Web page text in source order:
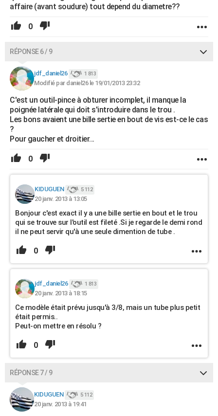
affaire (avant soudure) tout depend du diametre??
0
RÉPONSE 6 / 9
jdf_daniel26 1 813
Modifié par daniel26 le 19/01/2013 23:32
C'est un outil-pince à obturer incomplet, il manque la
poignée latérale qui doit s'introduire dans le trou .
Les bons avaient une bille sertie en bout de vis est-ce le cas
?
Pour gaucher et droitier...
0
KIDUGUEN 5 112
20 janv. 2013 à 13:05
Bonjour c'est exact il y a une bille sertie en bout et le trou
qui se trouve sur l'outil est fileté .Si je regarde le demi rond
il ne peut servir qu'à une seule dimention de tube .
0
jdf_daniel26 1 813
20 janv. 2013 à 18:15
Ce modèle était prévu jusqu'à 3/8, mais un tube plus petit
était permis..
Peut-on mettre en résolu ?
0
RÉPONSE 7 / 9
KIDUGUEN 5 112
20 janv. 2013 à 19:41